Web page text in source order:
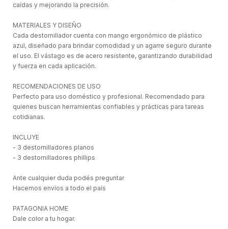
caídas y mejorando la precisión.
MATERIALES Y DISEÑO
Cada destornillador cuenta con mango ergonómico de plástico
azul, diseñado para brindar comodidad y un agarre seguro durante
el uso. El vástago es de acero resistente, garantizando durabilidad
y fuerza en cada aplicación.
RECOMENDACIONES DE USO
Perfecto para uso doméstico y profesional. Recomendado para
quienes buscan herramientas confiables y prácticas para tareas
cotidianas.
INCLUYE
- 3 destornilladores planos
- 3 destornilladores phillips
Ante cualquier duda podés preguntar
Hacemos envíos a todo el país
PATAGONIA HOME
Dale color a tu hogar.